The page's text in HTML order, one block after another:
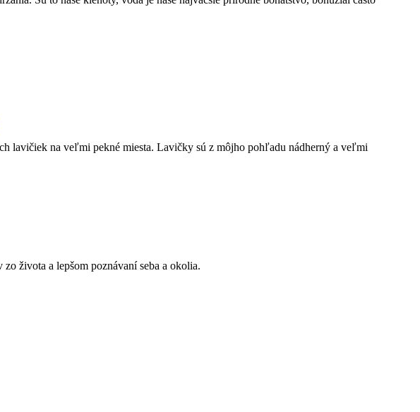
lavičiek na veľmi pekné miesta. Lavičky sú z môjho pohľadu nádherný a veľmi
života a lepšom poznávaní seba a okolia.